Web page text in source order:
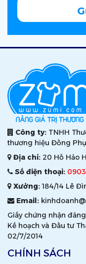
Công ty: TNHH
thương hiệu Đồng
Địa chỉ: 20 Hồ Hảo
Số điện thoại:
Xưởng:184/14 Lê
Email:
Giấy chứng nhận
Kế hoạch và Đầu tư
02/7/2014
CHÍNH SÁCH